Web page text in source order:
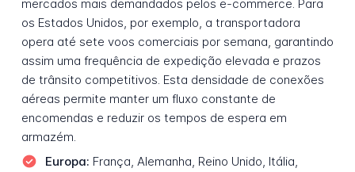
mercados mais demandados pelos e-commerce. Para
os Estados Unidos, por exemplo, a transportadora
opera até sete voos comerciais por semana, garantindo
assim uma frequência de expedição elevada e prazos
de trânsito competitivos. Esta densidade de conexões
aéreas permite manter um fluxo constante de
encomendas e reduzir os tempos de espera em
armazém.
Europa: França, Alemanha, Reino Unido, Itália,